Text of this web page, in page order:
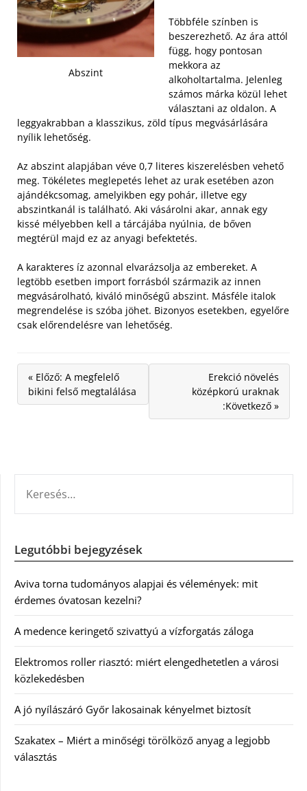
Abszint
Többféle színben is
beszerezhető. Az ára attól
függ, hogy pontosan
mekkora az
alkoholtartalma. Jelenleg
számos márka közül lehet
választani az oldalon. A
leggyakrabban a klasszikus, zöld típus megvásárlására
nyílik lehetőség.
Az abszint alapjában véve 0,7 literes kiszerelésben vehető
meg. Tökéletes meglepetés lehet az urak esetében azon
ajándékcsomag, amelyikben egy pohár, illetve egy
abszintkanál is található. Aki vásárolni akar, annak egy
kissé mélyebben kell a tárcájába nyúlnia, de bőven
megtérül majd ez az anyagi befektetés.
A karakteres íz azonnal elvarázsolja az embereket. A
legtöbb esetben import forrásból származik az innen
megvásárolható, kiváló minőségű abszint. Másféle italok
megrendelése is szóba jöhet. Bizonyos esetekben, egyelőre
csak előrendelésre van lehetőség.
« Előző: A megfelelő
bikini felső megtalálása
Erekció növelés
középkorú uraknak
:Következő »
Legutóbbi bejegyzések
Aviva torna tudományos alapjai és vélemények: mit
érdemes óvatosan kezelni?
A medence keringető szivattyú a vízforgatás záloga
Elektromos roller riasztó: miért elengedhetetlen a városi
közlekedésben
A jó nyílászáró Győr lakosainak kényelmet biztosít
Szakatex – Miért a minőségi törölköző anyag a legjobb
választás